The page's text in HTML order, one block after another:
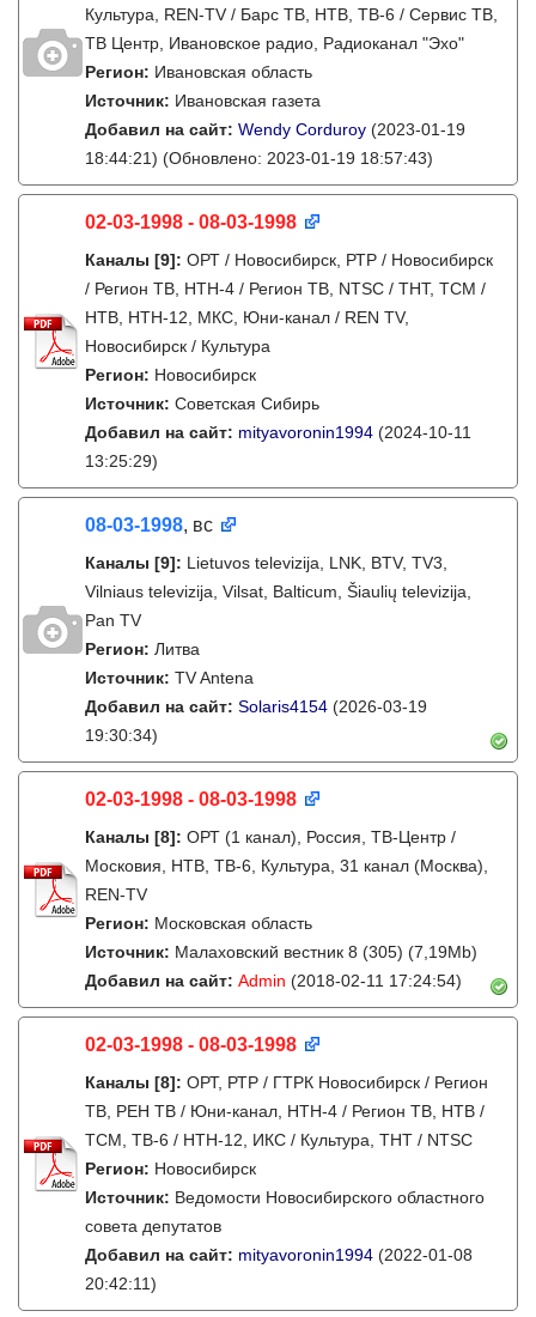
Культура, REN-TV / Барс ТВ, НТВ, ТВ-6 / Сервис ТВ,
ТВ Центр, Ивановское радио, Радиоканал "Эхо"
Регион: Ивановская область
Источник: Ивановская газета
Добавил на сайт: Wendy Corduroy (2023-01-19
18:44:21) (Обновлено: 2023-01-19 18:57:43)
02-03-1998 - 08-03-1998
Каналы [9]: ОРТ / Новосибирск, РТР / Новосибирск
/ Регион ТВ, НТН-4 / Регион ТВ, NTSC / ТНТ, ТСМ /
НТВ, НТН-12, МКС, Юни-канал / REN TV,
Новосибирск / Культура
Регион: Новосибирск
Источник: Советская Сибирь
Добавил на сайт: mityavoronin1994 (2024-10-11
13:25:29)
08-03-1998, вс
Каналы [9]: Lietuvos televizija, LNK, BTV, TV3,
Vilniaus televizija, Vilsat, Balticum, Šiaulių televizija,
Pan TV
Регион: Литва
Источник: TV Antena
Добавил на сайт: Solaris4154 (2026-03-19
19:30:34)
02-03-1998 - 08-03-1998
Каналы [8]: ОРТ (1 канал), Россия, ТВ-Центр /
Московия, НТВ, ТВ-6, Культура, 31 канал (Москва),
REN-TV
Регион: Московская область
Источник: Малаховский вестник 8 (305) (7,19Mb)
Добавил на сайт: Admin (2018-02-11 17:24:54)
02-03-1998 - 08-03-1998
Каналы [8]: ОРТ, РТР / ГТРК Новосибирск / Регион
ТВ, РЕН ТВ / Юни-канал, НТН-4 / Регион ТВ, НТВ /
ТСМ, ТВ-6 / НТН-12, ИКС / Культура, ТНТ / NTSC
Регион: Новосибирск
Источник: Ведомости Новосибирского областного
совета депутатов
Добавил на сайт: mityavoronin1994 (2022-01-08
20:42:11)